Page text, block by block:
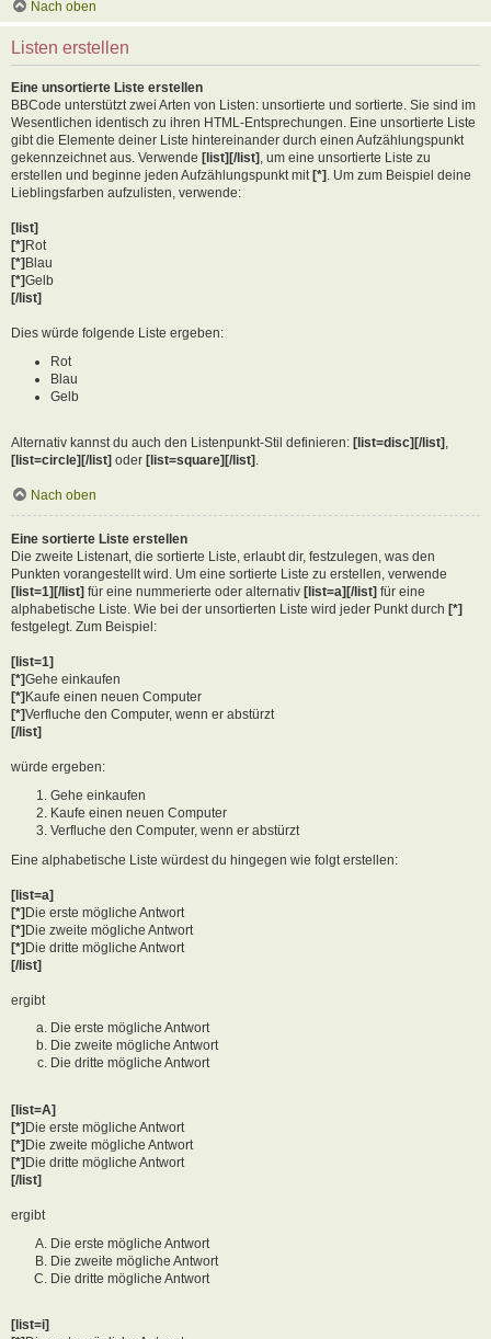
Nach oben
Listen erstellen
Eine unsortierte Liste erstellen
BBCode unterstützt zwei Arten von Listen: unsortierte und sortierte. Sie sind im
Wesentlichen identisch zu ihren HTML-Entsprechungen. Eine unsortierte Liste
gibt die Elemente deiner Liste hintereinander durch einen Aufzählungspunkt
gekennzeichnet aus. Verwende [list][/list] , um eine unsortierte Liste zu
erstellen und beginne jeden Aufzählungspunkt mit [*] . Um zum Beispiel deine
Lieblingsfarben aufzulisten, verwende:
[list]
[*] Rot
[*] Blau
[*]Gelb
[/list]
Dies würde folgende Liste ergeben:
Rot
Blau
Gelb
Alternativ kannst du auch den Listenpunkt-Stil definieren: [list=disc][/list] ,
[list=circle][/list] oder [list=square][/list] .
Nach oben
Eine sortierte Liste erstellen
Die zweite Listenart, die sortierte Liste, erlaubt dir, festzulegen, was den
Punkten vorangestellt wird. Um eine sortierte Liste zu erstellen, verwende
[list=1][/list] für eine nummerierte oder alternativ [list=a][/list] für eine
alphabetische Liste. Wie bei der unsortierten Liste wird jeder Punkt durch [*]
festgelegt. Zum Beispiel:
[list=1]
[*]Gehe einkaufen
[*] Kaufe einen neuen Computer
[*]Verfluche den Computer, wenn er abstürzt
[/list]
würde ergeben:
Gehe einkaufen
Kaufe einen neuen Computer
Verfluche den Computer, wenn er abstürzt
Eine alphabetische Liste würdest du hingegen wie folgt erstellen:
[list=a]
[*]Die erste mögliche Antwort
[*]Die zweite mögliche Antwort
[*]Die dritte mögliche Antwort
[/list]
ergibt
Die erste mögliche Antwort
Die zweite mögliche Antwort
Die dritte mögliche Antwort
[list=A]
[*] Die erste mögliche Antwort
[*] Die zweite mögliche Antwort
[*] Die dritte mögliche Antwort
[/list]
ergibt
Die erste mögliche Antwort
Die zweite mögliche Antwort
Die dritte mögliche Antwort
[list=i]